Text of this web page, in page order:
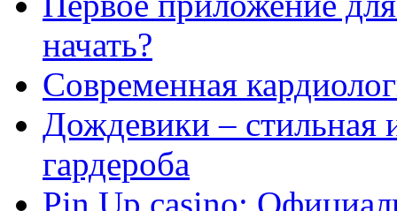
начать?
Современная
Дождевики – стильная
гардероба